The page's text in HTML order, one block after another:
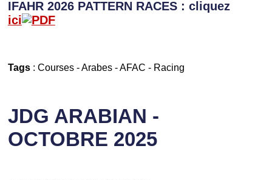
IFAHR 2026 PATTERN RACES : cliquez
ici
Tags: Courses-Arabes-AFAC - Racing
JDG ARABIAN -
OCTOBRE 2025